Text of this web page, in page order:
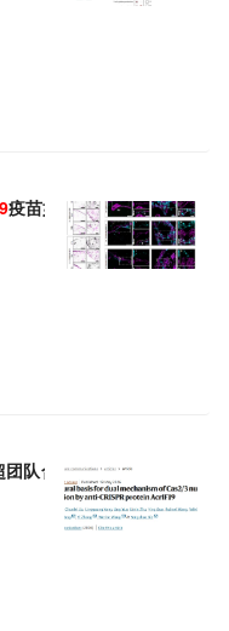
疫苗如何重塑机体淋巴结的
队合作揭示抗CRISPR蛋